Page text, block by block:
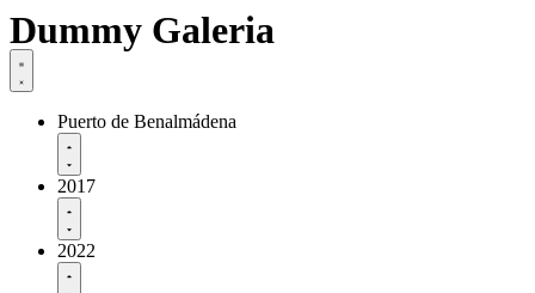
Dummy Galeria
Puerto de Benalmádena
2017
2022